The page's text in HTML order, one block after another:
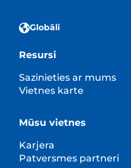
Globāli
Resursi
Sazinieties ar mums
Vietnes karte
Mūsu vietnes
Karjera
Patversmes partneri